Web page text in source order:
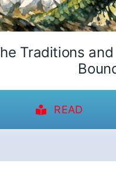
Traditions
READ